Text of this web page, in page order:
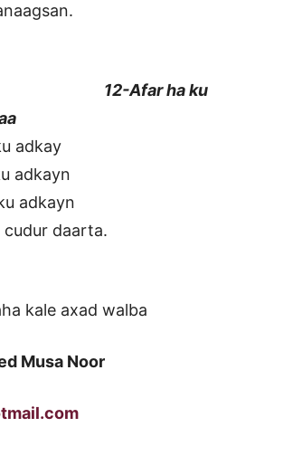
12-Afar ha ku
adkay
adkayn
adkayn
daarta.
kale axad walba
Musa Noor